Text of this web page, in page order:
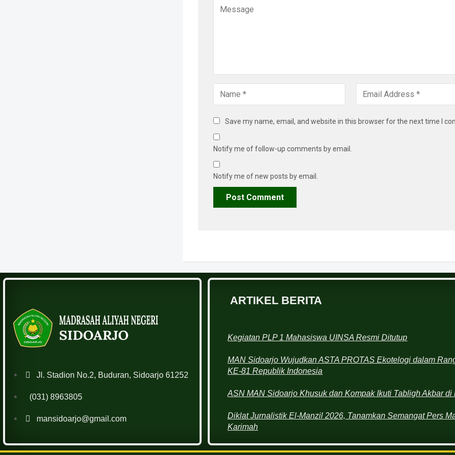
Save my name, email, and website in this browser for the next time I
Notify me of follow-up comments by email.
Notify me of new posts by email.
Jl. Stadion No.2, Buduran, Sidoarjo 61252
(031) 8963805
mansidoarjo@gmail.com
ARTIKEL BERITA
Kegiatan PLP 1 Mahasiswa UINSA Resmi Ditutup
MAN Sidoarjo Wujudkan ASTA PROTAS Ekotelogi dalam
KE-81 Republik Indonesia
ASN MAN Sidoarjo Khusuk dan Kompak Ikuti Tabligh Akbar di
Diklat Jurnalistik El-Manzil 2026, Tanamkan Semangat Pers
Karimah